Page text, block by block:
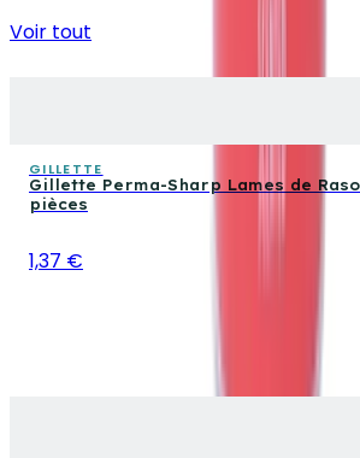
Voir tout
GILLETTE
Gillette Perma-Sharp Lames de
pièces
1,37 €